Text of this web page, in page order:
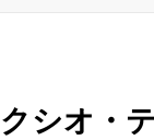
シオ・